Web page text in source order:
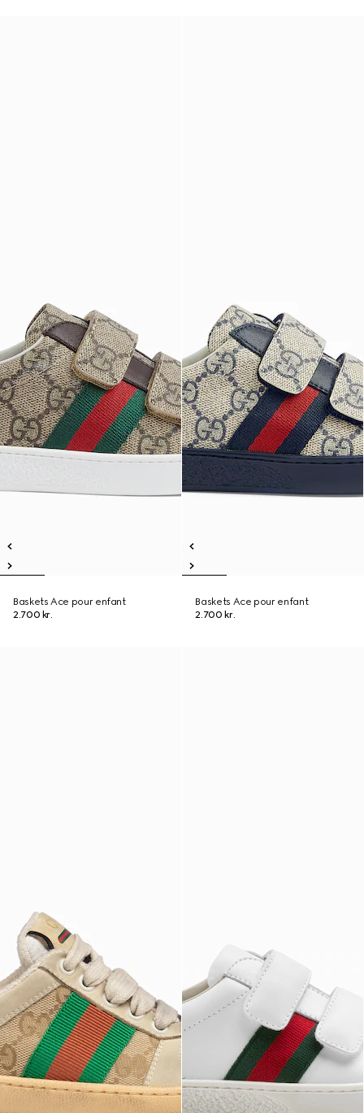
Baskets Ace pour enfant
2.700 kr.
Baskets Ace pour enfant
2.700 kr.